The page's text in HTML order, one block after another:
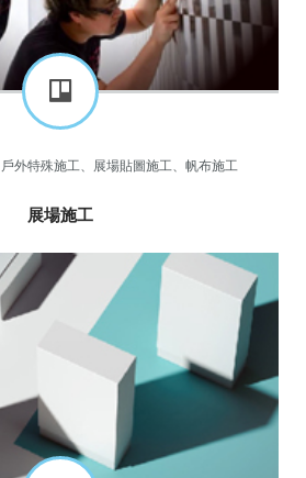
外特殊施工、展場貼圖施工、帆布施工
展場施工